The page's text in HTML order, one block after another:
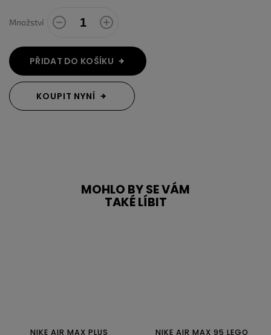
Množství
PŘIDAT DO KOŠÍKU
KOUPIT NYNÍ
MOHLO BY SE VÁM
TAKÉ LÍBIT
NIKE AIR MAX PLUS
NIKE AIR MAX 95 LEGO